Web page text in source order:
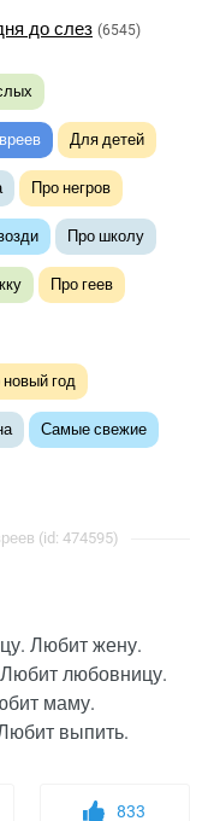
до слез (6545)
Для детей
Про негров
Про школу
Про геев
новый год
Самые свежие
(id: 474595)
Любит жену.
любовницу.
маму.
выпить.
833